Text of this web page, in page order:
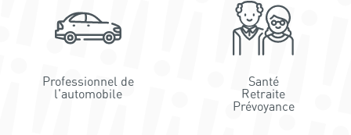
Professionnel de
l'automobile
Santé
Retraite
Prévoyance